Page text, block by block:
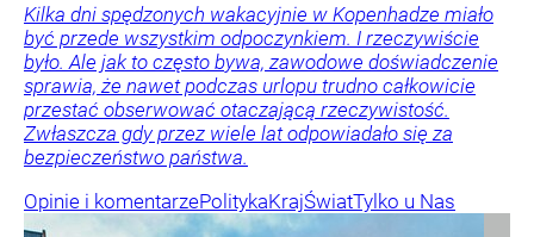
Kilka dni spędzonych wakacyjnie w Kopenhadze miało
być przede wszystkim odpoczynkiem. I rzeczywiście
było. Ale jak to często bywa, zawodowe doświadczenie
sprawia, że nawet podczas urlopu trudno całkowicie
przestać obserwować otaczającą rzeczywistość.
Zwłaszcza gdy przez wiele lat odpowiadało się za
bezpieczeństwo państwa.
Opinie i komentarzePolitykaKrajŚwiatTylko u Nas